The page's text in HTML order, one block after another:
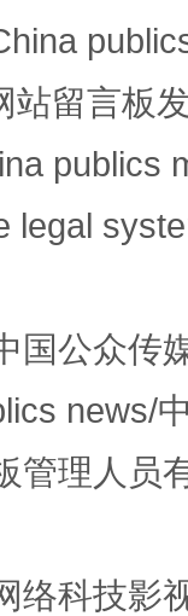
如何以
站留言板
publics
legal
国公众传
news/
管理人员
络科技影